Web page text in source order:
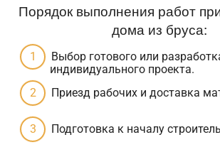
Порядок выполнения работ
дома из бруса:
Выбор готового или
индивидуального проекта.
Приезд рабочих и доставка
Подготовка к началу